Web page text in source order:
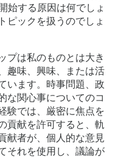
始する原因は何でしょ
ピックを扱うのでしょ
プは私のものとは大き
趣味、興味、または活
います。時事問題、政
な関心事についてのコ
験では、厳密に焦点を
貢献を許可すると、軌
献者が、個人的な意見
それを使用し、議論が